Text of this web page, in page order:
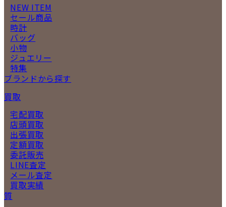
NEW ITEM
セール商品
時計
バッグ
小物
ジュエリー
特集
ブランドから探す
買取
宅配買取
店頭買取
出張買取
定額買取
委託販売
LINE査定
メール査定
買取実績
質